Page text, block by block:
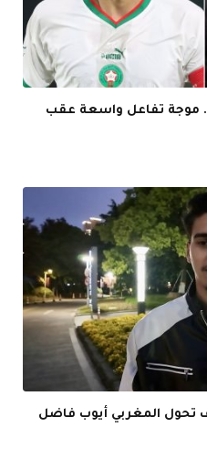
موجة تفاعل واسعة عقب
تحول المغربي أيوب فاضل